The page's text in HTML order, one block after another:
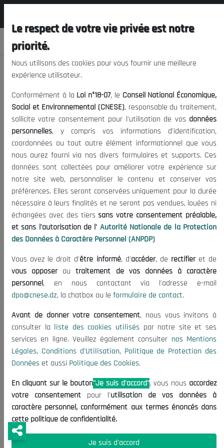
Date de publication: 16/02/2021 Tags:
Ecoute et valeurs citoyennes
Ethique
Innovation des canneaux de communication
Raprochement
Service Public
Transparance | Visites: 1842
Dans le cadre de la série d'activités que le Conseil National
économique, Social et Environnemental – CNESE a lancé cette année,
qui se présenteront sous la forme de Groupes de Réflexion
Comportementale – GRC dans le but d'étudier les phénomènes
sociétaux ayant un impact majeur sur le plan économique, social et
environnemental en Algérie. Le Conseil National économique, Social
nationale d’administration une journée d'étude sur la thématique
suivante : Ethique du service public En évoquant les points suivants :
La motivation du personnel administratif au respecte de l’éthique
du service public Les outils nécessaires pour développer cette culture
Le 16 Février 2021, à l’école nationale d’administration La journée
d'étude est organisé et encadré par des experts du domaine et à
laquelle participent des représentants de divers secteurs ministériels,
ainsi que des institutions économiques, des enseignants –
chercheurs, des représentants de la société civile
Le respect de votre vie privée est notre
priorité.
Nous utilisons des cookies pour vous fournir une meilleure
expérience utilisateur.
Conformément à la Loi n°18-07, le Conseil National Économique,
Social et Environnemental (CNESE), responsable du traitement,
sollicite votre consentement pour l'utilisation de vos données
personnelles, y compris vos informations d'identification,
coordonnées ou tout autre élément informationnel que vous
nous aurez fourni via nos divers formulaires et supports. Ces
données sont collectées pour améliorer votre expérience sur
notre site web, personnaliser le contenu et conserver vos
préférences. Elles seront conservées uniquement pour la durée
nécessaire à leurs finalités et ne seront pas vendues, louées ni
échangées avec des tierssans votre consentement préalable,
et sans l'autorisation de l' Autorité Nationale de la Protection
des Données à Caractère Personnel (ANPDP)
Vous avez le droit d'être informé, d'accéder, de rectifieret de
vous opposerautraitement de vos données à caractère
personnel, en nous contactant via l'adresse e-mail
dpo@cnese.dz, la chatbox ou le formulaire de contact.
Avant de donner votre consentement, nous vous invitons à
consulter la liste des cookies utilisés par notre site et ses
services en ligne. Veuillez également consulter nos Mentions
Légales, Conditions d'Utilisation, Politique de Protection des
Données et aussi Politique des Cookies.
En cliquant sur le bouton"Je suis d'accord", vous nous accordez
votre consentement pour l'utilisation de vos données à
caractère personnel, conformément aux termes énoncés dans
cette politique de confidentialité.
Je suis d'accord